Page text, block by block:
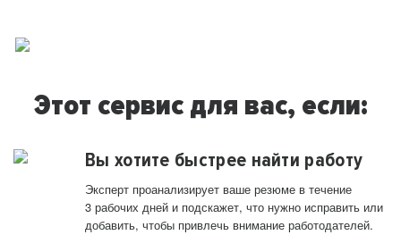
Этот сервис для вас, если:
Вы хотите быстрее найти работу
Эксперт проанализирует ваше резюме в течение
3 рабочих дней и подскажет, что нужно исправить или
добавить, чтобы привлечь внимание работодателей.